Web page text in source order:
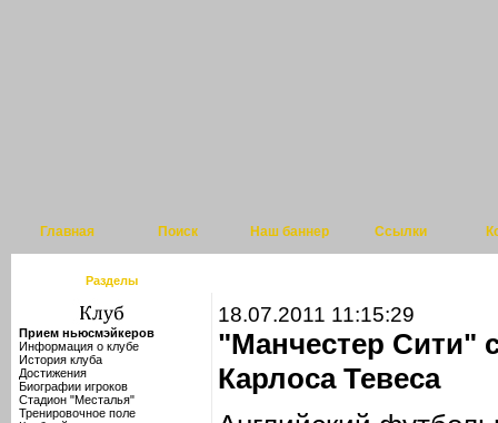
Главная Поиск Наш баннер Ссылки
Разделы
Прием ньюсмэйкеров
Информация о клубе
История клуба
Достижения
Биографии игроков
Стадион "Месталья"
Тренировочное поле
18.07.2011 11:15:29
"Манчестер Сити"
Карлоса Тевеса